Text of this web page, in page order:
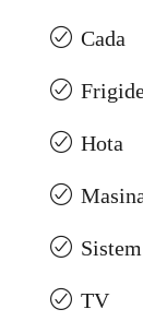
Cada
Hota
TV